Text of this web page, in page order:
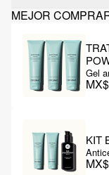
MEJOR
Gel
KIT